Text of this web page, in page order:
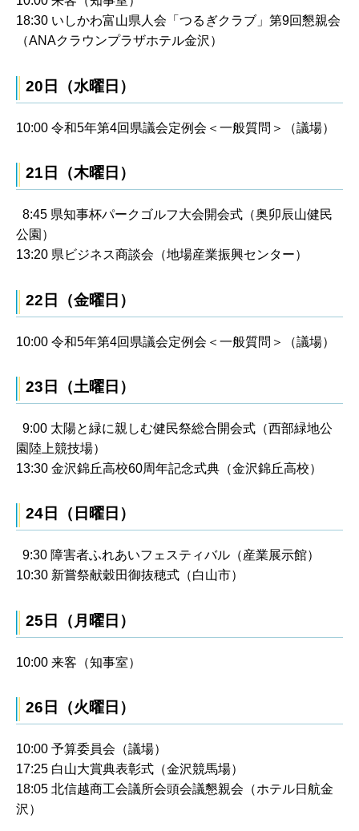
18:30 いしかわ富山県人会「つるぎクラブ」第9回懇親会
（ANAクラウンプラザホテル金沢）
20日（水曜日）
10:00 令和5年第4回県議会定例会＜一般質問＞（議場）
21日（木曜日）
8:45 県知事杯パークゴルフ大会開会式（奥卯辰山健民
公園）
13:20 県ビジネス商談会（地場産業振興センター）
22日（金曜日）
10:00 令和5年第4回県議会定例会＜一般質問＞（議場）
23日（土曜日）
9:00 太陽と緑に親しむ健民祭総合開会式（西部緑地公
園陸上競技場）
13:30 金沢錦丘高校60周年記念式典（金沢錦丘高校）
24日（日曜日）
9:30 障害者ふれあいフェスティバル（産業展示館）
10:30 新嘗祭献穀田御抜穂式（白山市）
25日（月曜日）
10:00 来客（知事室）
26日（火曜日）
10:00 予算委員会（議場）
17:25 白山大賞典表彰式（金沢競馬場）
18:05 北信越商工会議所会頭会議懇親会（ホテル日航金
沢）